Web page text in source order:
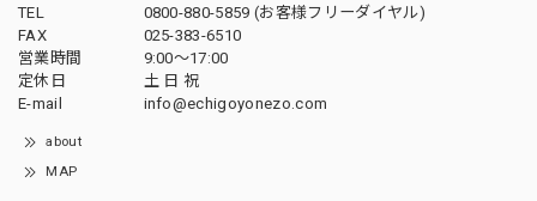
TEL
0800-880-5859 (お客様フリーダイヤル)
FAX
025-383-6510
営業時間
9:00～17:00
定休日
土 日 祝
E-mail
info@echigoyonezo.com
about
MAP